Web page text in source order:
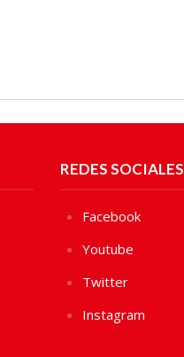
REDES SOCIALES
Facebook
Youtube
Twitter
Instagram